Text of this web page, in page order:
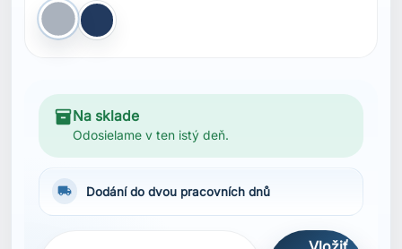
Šedá NAVY
inventory_2Na sklade
Odosielame v ten istý deň.
local_shipping Dodání do dvou pracovních dnů